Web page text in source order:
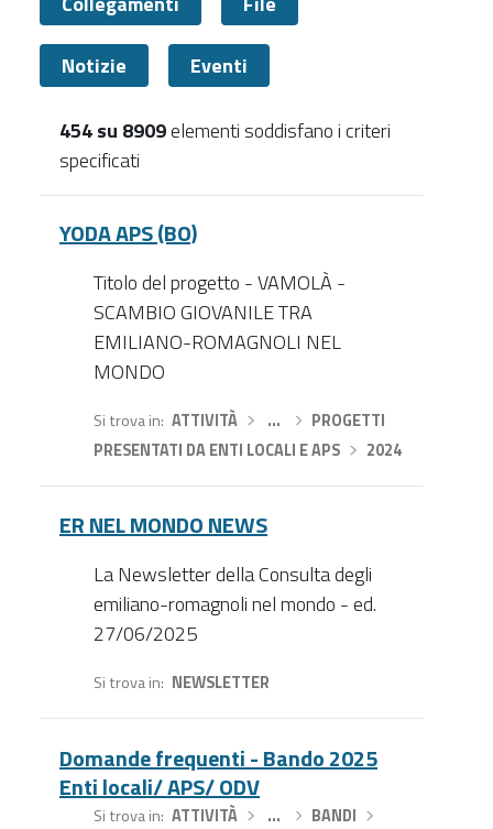
Notizie Eventi
454 su 8909elementi soddisfano i criteri
specificati
YODA APS (BO)
Titolo del progetto - VAMOLÀ -
SCAMBIO GIOVANILE TRA
EMILIANO-ROMAGNOLI NEL
MONDO
Si trova in ATTIVITÀ› …
PROGETTI
PRESENTATI DA ENTI LOCALI E APS› 2024
ER NEL MONDO NEWS
La Newsletter della Consulta degli
emiliano-romagnoli nel mondo - ed.
27/06/2025
Si trova in NEWSLETTER
Domande frequenti - Bando 2025
Enti locali/ APS/ ODV
Si trova in ATTIVITÀ› … BANDI